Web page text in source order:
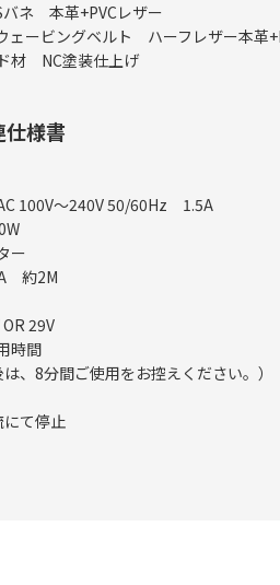
バネ 本革+PVCレザー
ェービングベルト ハーフレザー本革
材 NC塗装仕上げ
仕様書
100V～240V 50/60Hz 1.5A
ー
約2M
29V
時間
、8分間ご使用をお控えください。）
にて停止